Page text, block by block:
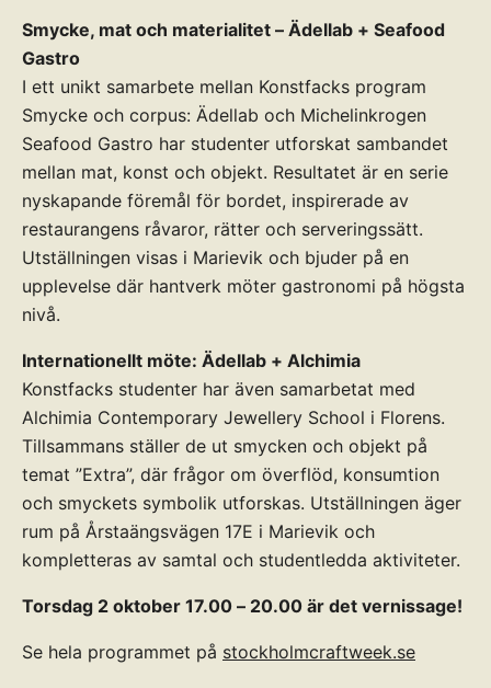
Smycke, mat och materialitet – Ädellab + Seafood
Gastro
I ett unikt samarbete mellan Konstfacks program
Smycke och corpus: Ädellab och Michelinkrogen
Seafood Gastro har studenter utforskat sambandet
mellan mat, konst och objekt. Resultatet är en serie
nyskapande föremål för bordet, inspirerade av
restaurangens råvaror, rätter och serveringssätt.
Utställningen visas i Marievik och bjuder på en
upplevelse där hantverk möter gastronomi på högsta
nivå.
Internationellt möte: Ädellab + Alchimia
Konstfacks studenter har även samarbetat med
Alchimia Contemporary Jewellery School i Florens.
Tillsammans ställer de ut smycken och objekt på
temat ”Extra”, där frågor om överflöd, konsumtion
och smyckets symbolik utforskas. Utställningen äger
rum på Årstaängsvägen 17E i Marievik och
kompletteras av samtal och studentledda aktiviteter.
Torsdag 2 oktober 17.00 – 20.00 är det vernissage!
Se hela programmet på stockholmcraftweek.se